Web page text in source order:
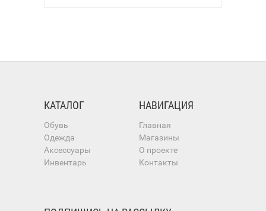
КАТАЛОГ
Обувь
Одежда
Аксессуары
Инвентарь
НАВИГАЦИЯ
Главная
Магазины
О проекте
Контакты